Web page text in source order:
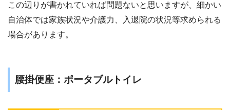
この辺りが書かれていれば問題ないと思いますが、細かい
自治体では家族状況や介護力、入退院の状況等求められる
場合があります。
腰掛便座：ポータブルトイレ